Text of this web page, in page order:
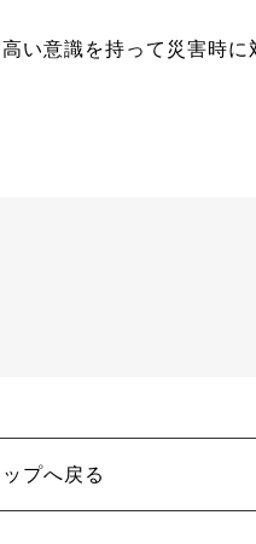
い意識を持って災害時
プへ戻る